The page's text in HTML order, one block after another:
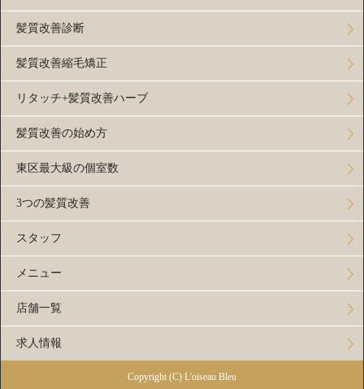
髪質改善診断
髪質改善縮毛矯正
リタッチ+髪質改善ハーブ
髪質改善の始め方
東区最大級の個室数
3つの髪質改善
スタッフ
メニュー
店舗一覧
求人情報
Copyright (C) L'oiseau Bleu